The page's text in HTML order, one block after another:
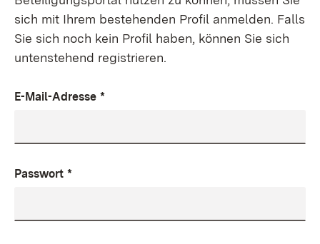
sich mit Ihrem bestehenden Profil anmelden. Falls
Sie sich noch kein Profil haben, können Sie sich
untenstehend registrieren.
E-Mail-Adresse *
Passwort *